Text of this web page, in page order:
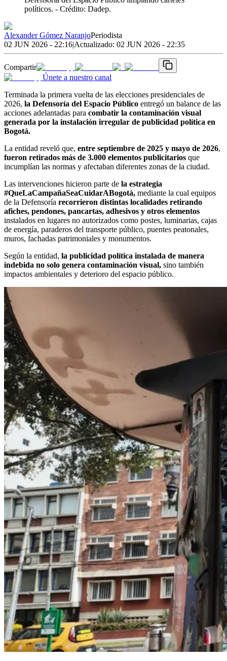
políticos. - Crédito: Dadep.
Alexander Gómez NaranjoPeriodista
02 JUN 2026 - 22:16|Actualizado: 02 JUN 2026 - 22:35
Compartir
Únete a nuestro canal
Terminada la primera vuelta de las elecciones presidenciales de
2026, la Defensoría del Espacio Público entregó un balance de las
acciones adelantadas para combatir la contaminación visual
generada por la instalación irregular de publicidad política en
Bogotá.
La entidad reveló que, entre septiembre de 2025 y mayo de 2026,
fueron retirados más de 3.000 elementos publicitarios que
incumplían las normas y afectaban diferentes zonas de la ciudad.
Las intervenciones hicieron parte de la estrategia
#QueLaCampañaSeaCuidarABogotá, mediante la cual equipos
de la Defensoría recorrieron distintas localidades retirando
afiches, pendones, pancartas, adhesivos y otros elementos
instalados en lugares no autorizados como postes, luminarias, cajas
de energía, paraderos del transporte público, puentes peatonales,
muros, fachadas patrimoniales y monumentos.
Según la entidad, la publicidad política instalada de manera
indebida no solo genera contaminación visual, sino también
impactos ambientales y deterioro del espacio público.